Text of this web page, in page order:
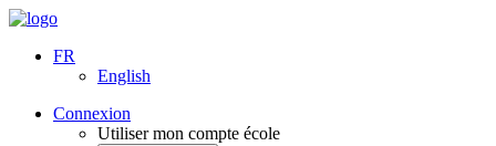
FR
English
Connexion
Utiliser mon compte école